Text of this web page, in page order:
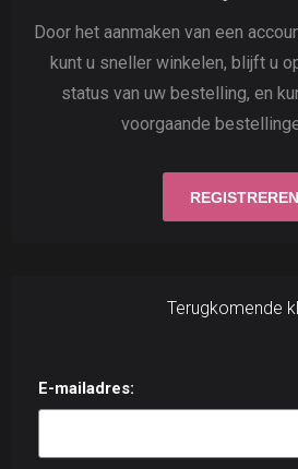
Door het aanmaken van een
kunt u sneller winkelen, blijft u
status van uw bestelling, en
voorgaande
Terugkomende
E-mailadres: